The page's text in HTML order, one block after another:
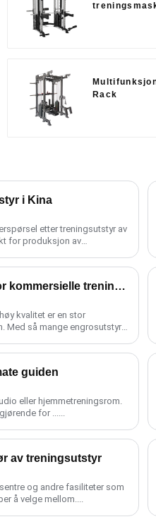
Rack
i Kina
etter treningsutstyr av
for produksjon av
Velge riktig grossistleverandør av treningsutstyr for kommersielle treningsstudioer
kvalitet er en stor
Med så mange engrosutstyr
guiden
eller hjemmetreningsrom.
for ......
av treningsutstyr
og andre fasiliteter som
å velge mellom....